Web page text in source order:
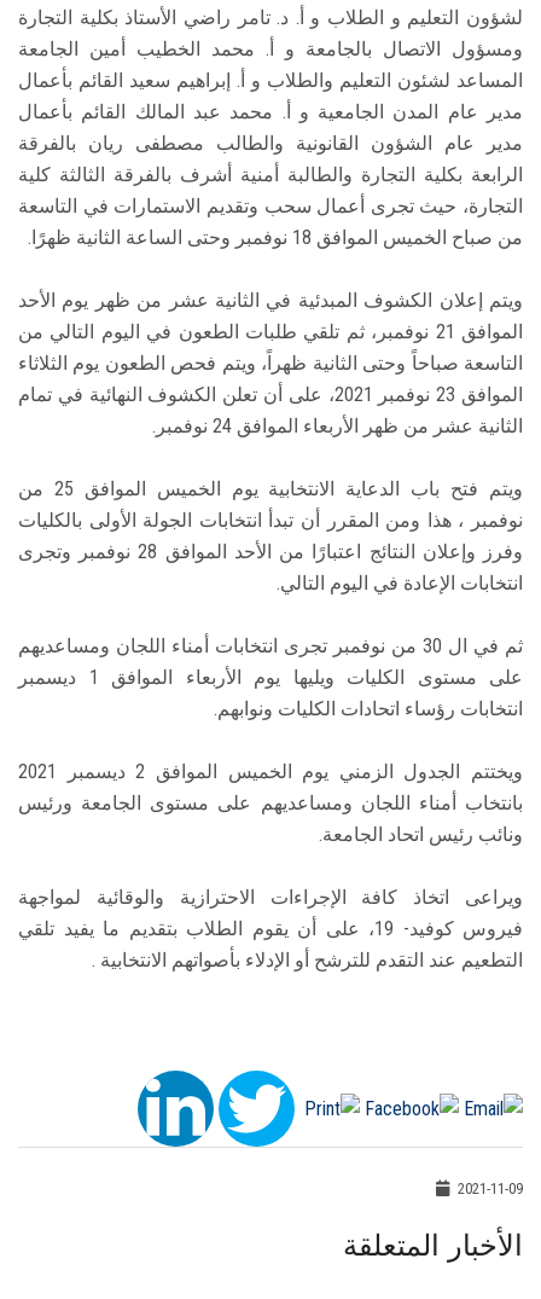
لشؤون التعليم و الطلاب و أ. د. تامر راضي الأستاذ بكلية التجارة
ومسؤول الاتصال بالجامعة و أ. محمد الخطيب أمين الجامعة
المساعد لشئون التعليم والطلاب و أ. إبراهيم سعيد القائم بأعمال
مدير عام المدن الجامعية و أ. محمد عبد المالك القائم بأعمال
مدير عام الشؤون القانونية والطالب مصطفى ريان بالفرقة
الرابعة بكلية التجارة والطالبة أمنية أشرف بالفرقة الثالثة كلية
التجارة، حيث تجرى أعمال سحب وتقديم الاستمارات في التاسعة
من صباح الخميس الموافق 18 نوفمبر وحتى الساعة الثانية ظهرًا.
ويتم إعلان الكشوف المبدئية في الثانية عشر من ظهر يوم الأحد
الموافق 21 نوفمبر، ثم تلقي طلبات الطعون في اليوم التالي من
التاسعة صباحاً وحتى الثانية ظهراً، ويتم فحص الطعون يوم الثلاثاء
الموافق 23 نوفمبر 2021، على أن تعلن الكشوف النهائية في تمام
الثانية عشر من ظهر الأربعاء الموافق 24 نوفمبر.
ويتم فتح باب الدعاية الانتخابية يوم الخميس الموافق 25 من
نوفمبر ، هذا ومن المقرر أن تبدأ انتخابات الجولة الأولى بالكليات
وفرز وإعلان النتائج اعتبارًا من الأحد الموافق 28 نوفمبر وتجرى
انتخابات الإعادة في اليوم التالي.
ثم في ال 30 من نوفمبر تجرى انتخابات أمناء اللجان ومساعديهم
على مستوى الكليات ويليها يوم الأربعاء الموافق 1 ديسمبر
انتخابات رؤساء اتحادات الكليات ونوابهم.
ويختتم الجدول الزمني يوم الخميس الموافق 2 ديسمبر 2021
بانتخاب أمناء اللجان ومساعديهم على مستوى الجامعة ورئيس
ونائب رئيس اتحاد الجامعة.
ويراعى اتخاذ كافة الإجراءات الاحترازية والوقائية لمواجهة
فيروس كوفيد- 19، على أن يقوم الطلاب بتقديم ما يفيد تلقي
التطعيم عند التقدم للترشح أو الإدلاء بأصواتهم الانتخابية .
2021-11-09
الأخبار المتعلقة